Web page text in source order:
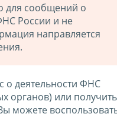
для сообщений о
России и не
направляется
о деятельности ФНС
органов) или получить
можете